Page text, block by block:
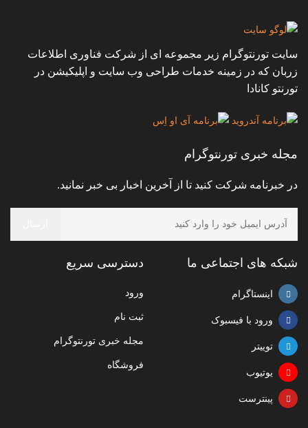
سایت تورنتوگرام زیر مجموعه ای از شرکت فناوری اطلاعات
زربان که در زمینه خدمات طراحی وب سایت و اپلیکیشن در
تورنتو کانادا
مجله خبری تورنتوگرام
در خبرنامه شرکت کنید تا از آخرین اخبار بی خبر نمانید.
شبکه های اجتماعی ما
اینستاگرام
ورود با فیسبوک
توییتر
یوتیوب
پینترست
دسترسی سریع
ورود
ثبت نام
مجله خبری تورنتوگرام
فروشگاه